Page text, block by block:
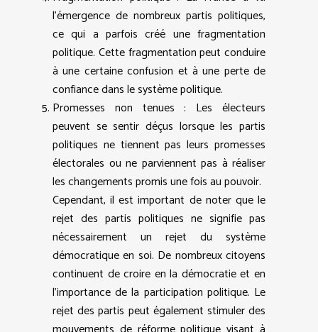
l’émergence de nombreux partis politiques,
ce qui a parfois créé une fragmentation
politique. Cette fragmentation peut conduire
à une certaine confusion et à une perte de
confiance dans le système politique.
Promesses non tenues : Les électeurs
peuvent se sentir déçus lorsque les partis
politiques ne tiennent pas leurs promesses
électorales ou ne parviennent pas à réaliser
les changements promis une fois au pouvoir.
Cependant, il est important de noter que le
rejet des partis politiques ne signifie pas
nécessairement un rejet du système
démocratique en soi. De nombreux citoyens
continuent de croire en la démocratie et en
l’importance de la participation politique. Le
rejet des partis peut également stimuler des